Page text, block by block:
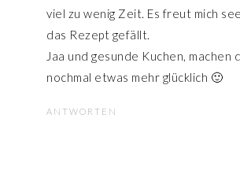
viel zu wenig Zeit. Es freut mich
das Rezept gefällt.
Jaa und gesunde Kuchen, machen
nochmal etwas mehr glücklich 🙂
ANTWORTEN